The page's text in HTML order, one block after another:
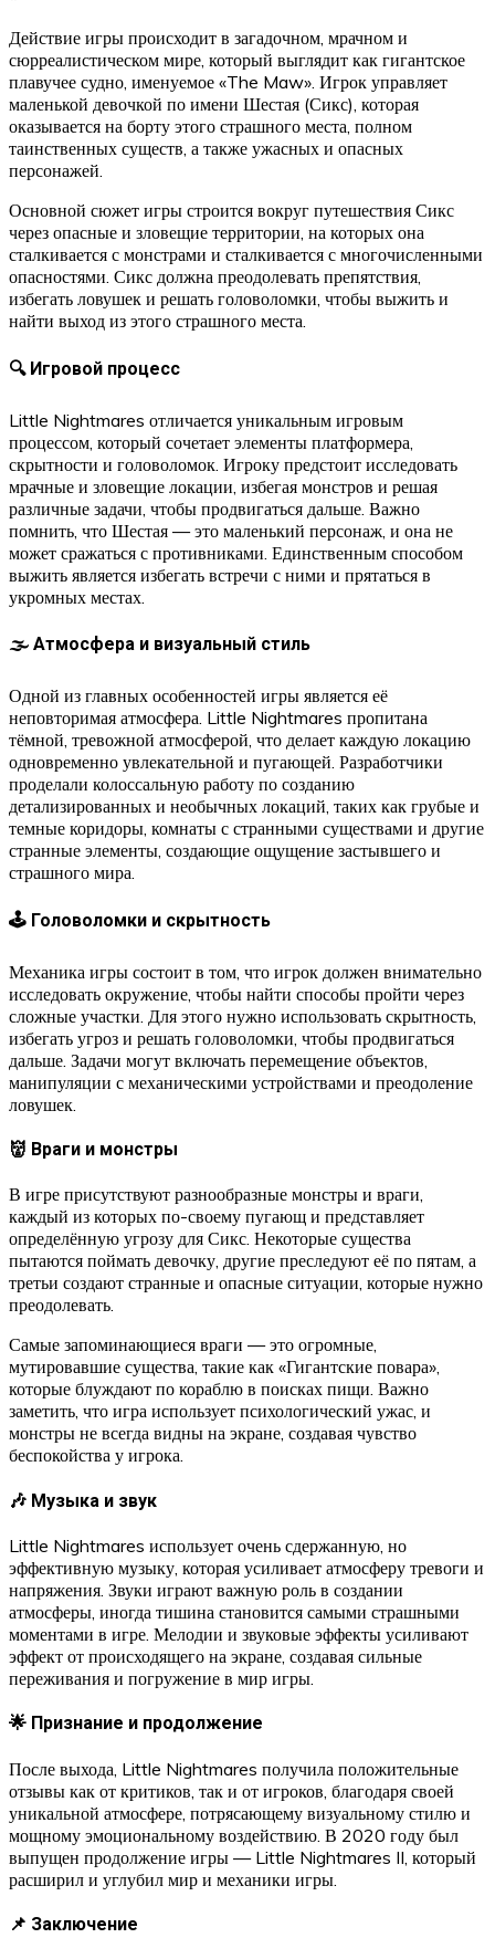
Действие игры происходит в загадочном, мрачном и
сюрреалистическом мире, который выглядит как гигантское
плавучее судно, именуемое «The Maw». Игрок управляет
маленькой девочкой по имени Шестая (Сикс), которая
оказывается на борту этого страшного места, полном
таинственных существ, а также ужасных и опасных
персонажей.
Основной сюжет игры строится вокруг путешествия Сикс
через опасные и зловещие территории, на которых она
сталкивается с монстрами и сталкивается с многочисленными
опасностями. Сикс должна преодолевать препятствия,
избегать ловушек и решать головоломки, чтобы выжить и
найти выход из этого страшного места.
🔍 Игровой процесс
Little Nightmares отличается уникальным игровым
процессом, который сочетает элементы платформера,
скрытности и головоломок. Игроку предстоит исследовать
мрачные и зловещие локации, избегая монстров и решая
различные задачи, чтобы продвигаться дальше. Важно
помнить, что Шестая — это маленький персонаж, и она не
может сражаться с противниками. Единственным способом
выжить является избегать встречи с ними и прятаться в
укромных местах.
🌫️ Атмосфера и визуальный стиль
Одной из главных особенностей игры является её
неповторимая атмосфера. Little Nightmares пропитана
тёмной, тревожной атмосферой, что делает каждую локацию
одновременно увлекательной и пугающей. Разработчики
проделали колоссальную работу по созданию
детализированных и необычных локаций, таких как грубые и
темные коридоры, комнаты с странными существами и другие
странные элементы, создающие ощущение застывшего и
страшного мира.
🕹️ Головоломки и скрытность
Механика игры состоит в том, что игрок должен внимательно
исследовать окружение, чтобы найти способы пройти через
сложные участки. Для этого нужно использовать скрытность,
избегать угроз и решать головоломки, чтобы продвигаться
дальше. Задачи могут включать перемещение объектов,
манипуляции с механическими устройствами и преодоление
ловушек.
👹 Враги и монстры
В игре присутствуют разнообразные монстры и враги,
каждый из которых по-своему пугающ и представляет
определённую угрозу для Сикс. Некоторые существа
пытаются поймать девочку, другие преследуют её по пятам, а
третьи создают странные и опасные ситуации, которые нужно
преодолевать.
Самые запоминающиеся враги — это огромные,
мутировавшие существа, такие как «Гигантские повара»,
которые блуждают по кораблю в поисках пищи. Важно
заметить, что игра использует психологический ужас, и
монстры не всегда видны на экране, создавая чувство
беспокойства у игрока.
🎶 Музыка и звук
Little Nightmares использует очень сдержанную, но
эффективную музыку, которая усиливает атмосферу тревоги и
напряжения. Звуки играют важную роль в создании
атмосферы, иногда тишина становится самыми страшными
моментами в игре. Мелодии и звуковые эффекты усиливают
эффект от происходящего на экране, создавая сильные
переживания и погружение в мир игры.
🌟 Признание и продолжение
После выхода, Little Nightmares получила положительные
отзывы как от критиков, так и от игроков, благодаря своей
уникальной атмосфере, потрясающему визуальному стилю и
мощному эмоциональному воздействию. В 2020 году был
выпущен продолжение игры — Little Nightmares II, который
расширил и углубил мир и механики игры.
📌 Заключение